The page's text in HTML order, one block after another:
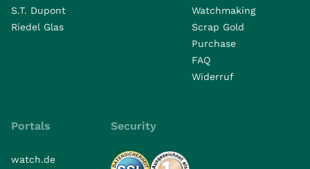
S.T. Dupont
Riedel Glas
Watchmaking
Scrap Gold
Purchase
FAQ
Widerruf
Portals
watch.de
Security